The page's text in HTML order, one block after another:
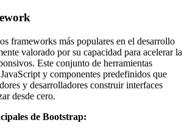
frameworks más populares en el desarrollo
valorado por su capacidad para acelerar la
Este conjunto de herramientas
y componentes predefinidos que
y desarrolladores construir interfaces
desde cero.
de Bootstrap: